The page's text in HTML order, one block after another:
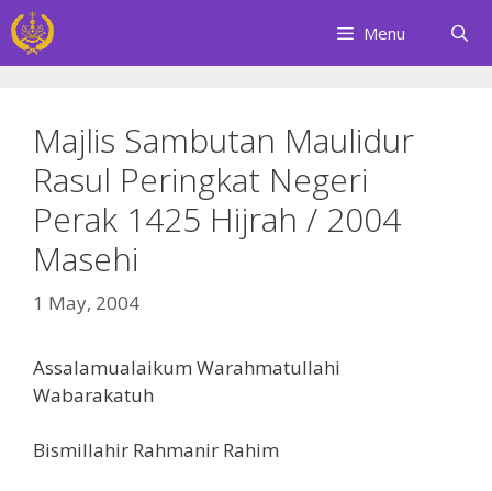
Skip
to
content
Menu
Majlis Sambutan Maulidur
Rasul Peringkat Negeri
Perak 1425 Hijrah / 2004
Masehi
1 May, 2004
Assalamualaikum Warahmatullahi
Wabarakatuh
Bismillahir Rahmanir Rahim